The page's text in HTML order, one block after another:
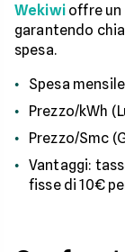
Wekiwioffre un
garantendo
spesa.
Spesa
Prezzo/kWh
Prezzo/Smc
Vantaggi:
fisse di 10€